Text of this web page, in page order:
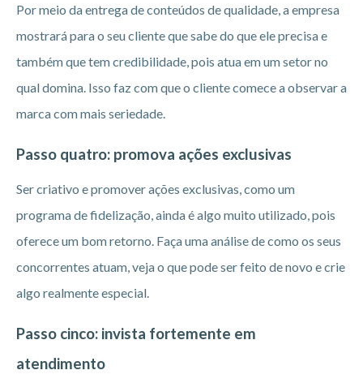
Por meio da entrega de conteúdos de qualidade, a empresa
mostrará para o seu cliente que sabe do que ele precisa e
também que tem credibilidade, pois atua em um setor no
qual domina. Isso faz com que o cliente comece a observar a
marca com mais seriedade.
Passo quatro: promova ações exclusivas
Ser criativo e promover ações exclusivas, como um
programa de fidelização, ainda é algo muito utilizado, pois
oferece um bom retorno. Faça uma análise de como os seus
concorrentes atuam, veja o que pode ser feito de novo e crie
algo realmente especial.
Passo cinco: invista fortemente em
atendimento